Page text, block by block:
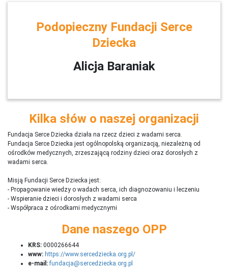
Podopieczny Fundacji Serce
Dziecka
Alicja Baraniak
Kilka słów o naszej organizacji
Fundacja Serce Dziecka działa na rzecz dzieci z wadami serca.
Fundacja Serce Dziecka jest ogólnopolską organizacją, niezależną od
ośrodków medycznych, zrzeszającą rodziny dzieci oraz dorosłych z
wadami serca.
Misją Fundacji Serce Dziecka jest:
- Propagowanie wiedzy o wadach serca, ich diagnozowaniu i leczeniu
- Wspieranie dzieci i dorosłych z wadami serca
- Współpraca z ośrodkami medycznymi
Dane naszego OPP
KRS: 0000266644
www: https://www.sercedziecka.org.pl/
e-mail: fundacja@sercedziecka.org.pl